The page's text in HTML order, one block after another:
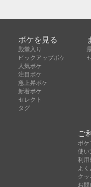
ボケを見る
殿堂入り
ピックアップボケ
人気ボケ
注目ボケ
急上昇ボケ
新着ボケ
セレクト
タグ
ご
ボケ
使い
利用
よく
ク
お問